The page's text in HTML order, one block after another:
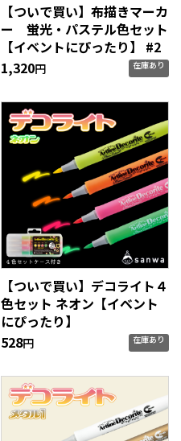
【ついで買い】布描きマーカ
ー 蛍光・パステル色セット
【イベントにぴったり】 #2
1,320円 在庫あり
【ついで買い】デコライト４
色セット ネオン【イベント
にぴったり】
528円 在庫あり